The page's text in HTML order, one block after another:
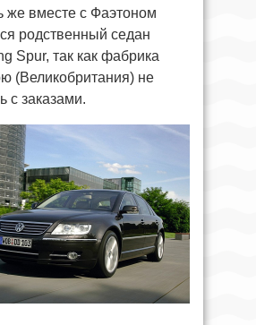
же вместе с Фаэтоном
родственный седан
Spur, так как фабрика
(Великобритания) не
с заказами.